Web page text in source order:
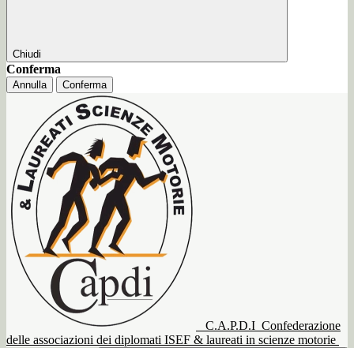
Chiudi
Conferma
Annulla Conferma
C.A.P.D.I Confederazione
delle associazioni dei diplomati ISEF & laureati in scienze motorie